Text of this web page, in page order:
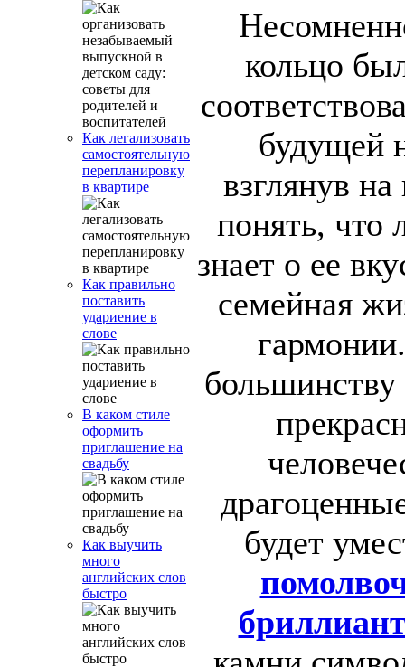
Как легализовать
самостоятельную
перепланировку
в квартире
Как правильно
поставить
удариение в
слове
В каком стиле
оформить
приглашение на
свадьбу
Как выучить
много
английских слов
быстро
кольцо
будущей
взглянув
понять, что
знает о ее
семейная
большинству
будет